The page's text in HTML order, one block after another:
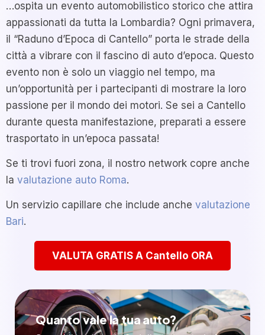
…ospita un evento automobilistico storico che attira
appassionati da tutta la Lombardia? Ogni primavera,
il “Raduno d’Epoca di Cantello” porta le strade della
città a vibrare con il fascino di auto d’epoca. Questo
evento non è solo un viaggio nel tempo, ma
un’opportunità per i partecipanti di mostrare la loro
passione per il mondo dei motori. Se sei a Cantello
durante questa manifestazione, preparati a essere
trasportato in un’epoca passata!
Se ti trovi fuori zona, il nostro network copre anche
la valutazione auto Roma.
Un servizio capillare che include anche valutazione
Bari.
VALUTA GRATIS A Cantello ORA
Quanto vale la tua auto?